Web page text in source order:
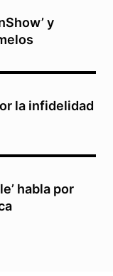
y
la infidelidad
habla por